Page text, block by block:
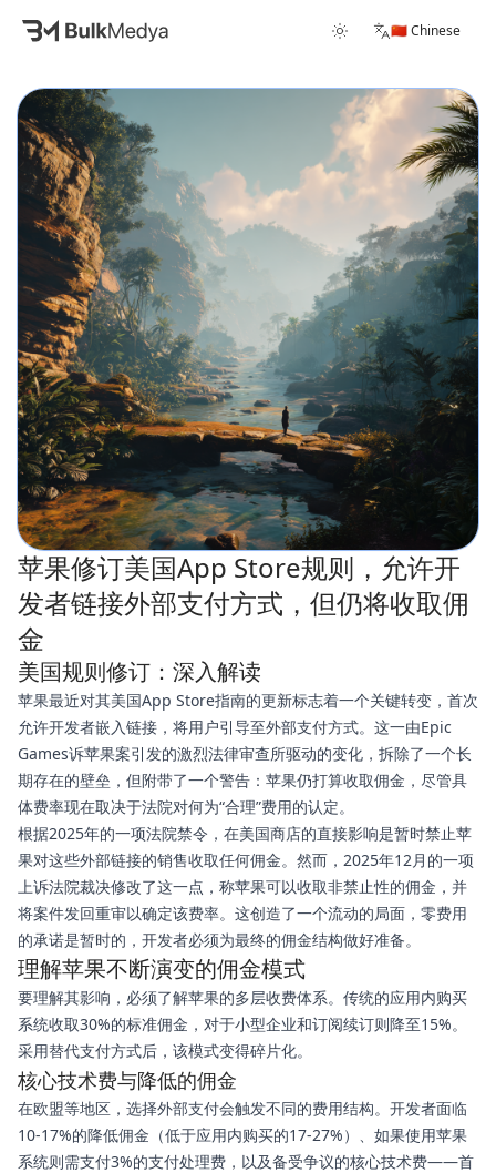
🇨🇳 Chinese
苹果修订美国App Store规则，允许开
发者链接外部支付方式，但仍将收取佣
金
美国规则修订：深入解读
苹果最近对其美国App Store指南的更新标志着一个关键转变，首次
允许开发者嵌入链接，将用户引导至外部支付方式。这一由Epic
Games诉苹果案引发的激烈法律审查所驱动的变化，拆除了一个长
期存在的壁垒，但附带了一个警告：苹果仍打算收取佣金，尽管具
体费率现在取决于法院对何为“合理”费用的认定。
根据2025年的一项法院禁令，在美国商店的直接影响是暂时禁止苹
果对这些外部链接的销售收取任何佣金。然而，2025年12月的一项
上诉法院裁决修改了这一点，称苹果可以收取非禁止性的佣金，并
将案件发回重审以确定该费率。这创造了一个流动的局面，零费用
的承诺是暂时的，开发者必须为最终的佣金结构做好准备。
理解苹果不断演变的佣金模式
要理解其影响，必须了解苹果的多层收费体系。传统的应用内购买
系统收取30%的标准佣金，对于小型企业和订阅续订则降至15%。
采用替代支付方式后，该模式变得碎片化。
核心技术费与降低的佣金
在欧盟等地区，选择外部支付会触发不同的费用结构。开发者面临
10-17%的降低佣金（低于应用内购买的17-27%）、如果使用苹果
系统则需支付3%的支付处理费，以及备受争议的核心技术费——首